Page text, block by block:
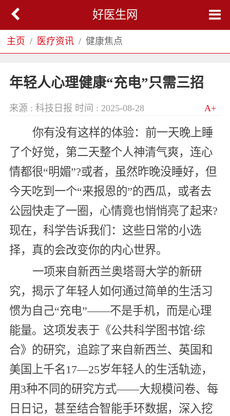
好医生网
主页 医疗资讯 健康焦点
年轻人心理健康“充电”只需三招
来源 : 科技日报 时间 : 2025-08-28 A+
你有没有这样的体验：前一天晚上睡
了个好觉，第二天整个人神清气爽，连心
情都很“明媚”?或者，虽然昨晚没睡好，但
今天吃到一个“来报恩的”的西瓜，或者去
公园快走了一圈，心情竟也悄悄亮了起来?
现在，科学告诉我们：这些日常的小选
择，真的会改变你的内心世界。
一项来自新西兰奥塔哥大学的新研
究，揭示了年轻人如何通过简单的生活习
惯为自己“充电”——不是手机，而是心理
能量。这项发表于《公共科学图书馆·综
合》的研究，追踪了来自新西兰、英国和
美国上千名17—25岁年轻人的生活轨迹，
用3种不同的研究方式——大规模问卷、每
日日记，甚至结合智能手环数据，深入挖